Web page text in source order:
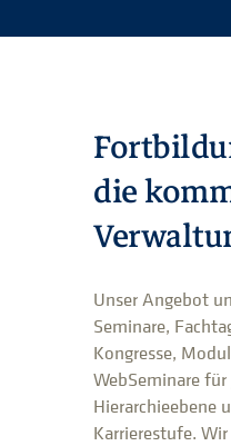
die
Unser Angebot
Seminare,
Kongresse,
WebSeminare für
Hierarchieebene
Karrierestufe.